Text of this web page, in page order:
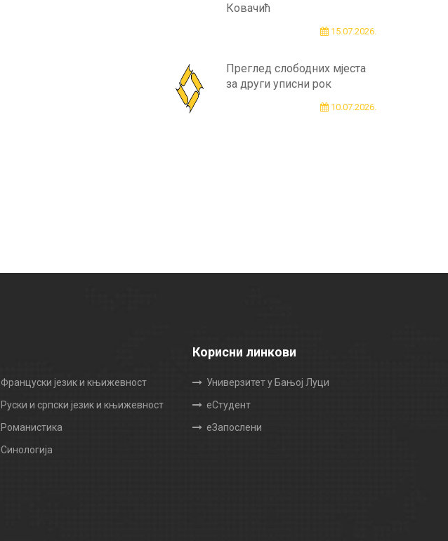
Ковачић
15.07.2026.
Преглед слободних мјеста
за други уписни рок
10.07.2026.
Француски језик и књижевност
Руски и српски језик и књижевност
Романистика
Синологија
Корисни линкови
Универзитет у Бањој Луци
еСтудент
еЗапослени